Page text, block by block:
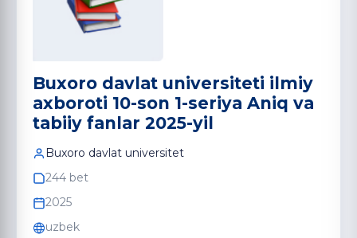
Buxoro davlat universiteti ilmiy
axboroti 10-son 1-seriya Aniq va
tabiiy fanlar 2025-yil
Buxoro davlat universitet
244 bet
2025
uzbek